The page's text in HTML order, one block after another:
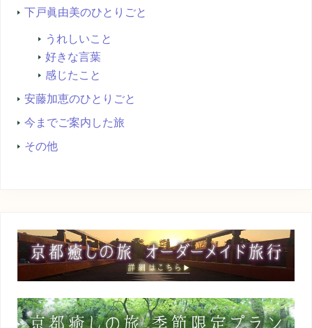
下戸眞由美のひとりごと
うれしいこと
好きな言葉
感じたこと
安藤加恵のひとりごと
今までご案内した旅
その他